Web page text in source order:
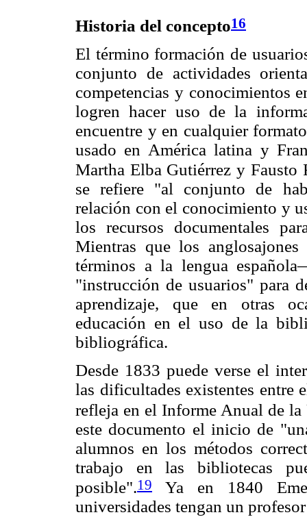
Historia del concepto16
El término formación de
conjunto de actividades
competencias y conocimientos
logren hacer uso de la
encuentre y en cualquier
usado en América latina y
Martha Elba Gutiérrez y Fausto
se refiere "al conjunto de
relación con el conocimiento y
los recursos documentales
Mientras que los
términos a la lengua
"instrucción de usuarios" para
aprendizaje, que en otras
educación en el uso de la
bibliográfica.
Desde 1833 puede verse el
las dificultades existentes entre
refleja en el Informe Anual de
este documento el inicio de
alumnos en los métodos
trabajo en las bibliotecas
posible".19
Ya en 1840
universidades tengan un